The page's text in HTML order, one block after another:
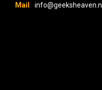
Mail
info@geeksheaven.nl